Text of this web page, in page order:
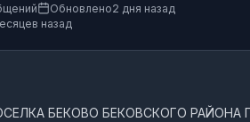
Обновлено2 дня назад
назад
БЕКОВО БЕКОВСКОГО РАЙОНА